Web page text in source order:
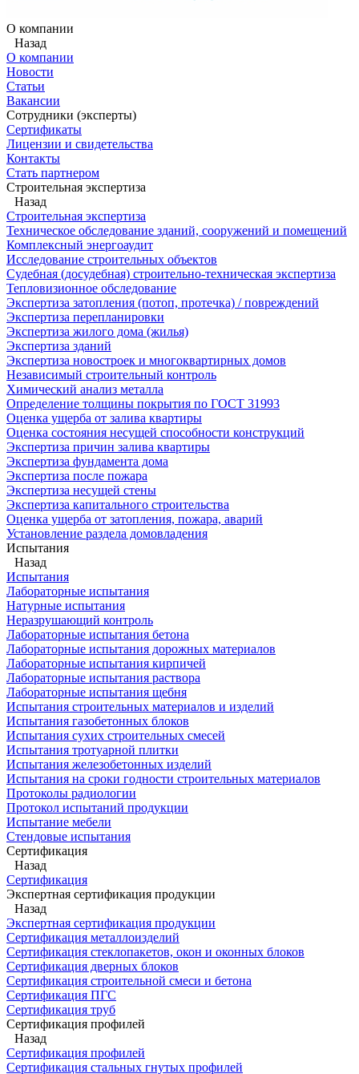
О компании
Назад
О компании
Новости
Статьи
Вакансии
Сотрудники (эксперты)
Сертификаты
Лицензии и свидетельства
Контакты
Стать партнером
Строительная экспертиза
Назад
Строительная экспертиза
Техническое обследование зданий, сооружений и помещений
Комплексный энергоаудит
Исследование строительных объектов
Судебная (досудебная) строительно-техническая экспертиза
Тепловизионное обследование
Экспертиза затопления (потоп, протечка) / повреждений
Экспертиза перепланировки
Экспертиза жилого дома (жилья)
Экспертиза зданий
Экспертиза новостроек и многоквартирных домов
Независимый строительный контроль
Химический анализ металла
Определение толщины покрытия по ГОСТ 31993
Оценка ущерба от залива квартиры
Оценка состояния несущей способности конструкций
Экспертиза причин залива квартиры
Экспертиза фундамента дома
Экспертиза после пожара
Экспертиза несущей стены
Экспертиза капитального строительства
Оценка ущерба от затопления, пожара, аварий
Установление раздела домовладения
Испытания
Назад
Испытания
Лабораторные испытания
Натурные испытания
Неразрушающий контроль
Лабораторные испытания бетона
Лабораторные испытания дорожных материалов
Лабораторные испытания кирпичей
Лабораторные испытания раствора
Лабораторные испытания щебня
Испытания строительных материалов и изделий
Испытания газобетонных блоков
Испытания сухих строительных смесей
Испытания тротуарной плитки
Испытания железобетонных изделий
Испытания на сроки годности строительных материалов
Протоколы радиологии
Протокол испытаний продукции
Испытание мебели
Стендовые испытания
Сертификация
Назад
Сертификация
Экспертная сертификация продукции
Назад
Экспертная сертификация продукции
Сертификация металлоизделий
Сертификация стеклопакетов, окон и оконных блоков
Сертификация дверных блоков
Сертификация строительной смеси и бетона
Сертификация ПГС
Сертификация труб
Сертификация профилей
Назад
Сертификация профилей
Сертификация стальных гнутых профилей